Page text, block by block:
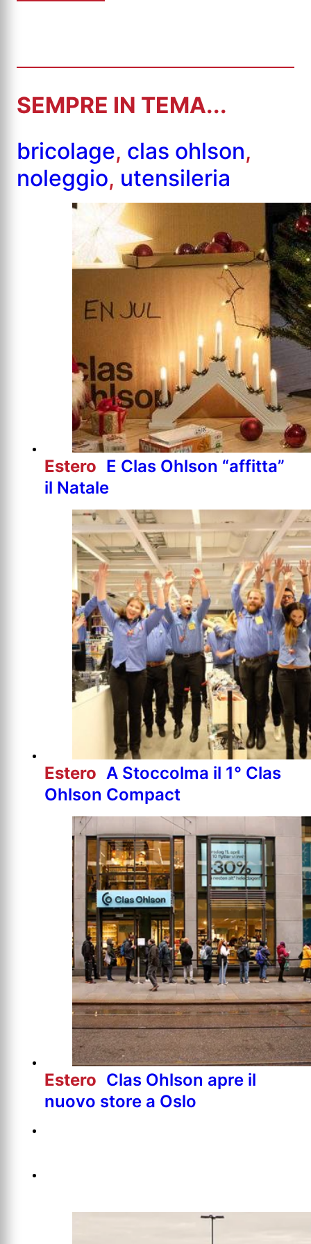
SEMPRE IN TEMA...
bricolage, clas ohlson,
noleggio, utensileria
Estero E Clas Ohlson “affitta”
il Natale
Estero A Stoccolma il 1° Clas
Ohlson Compact
Estero Clas Ohlson apre il
nuovo store a Oslo